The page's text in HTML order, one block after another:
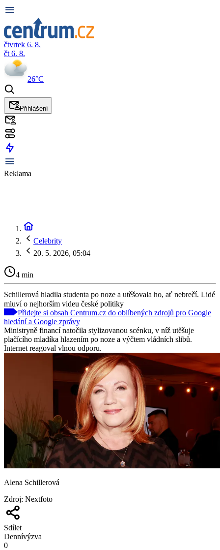
čtvrtek 6. 8.
čt 6. 8.
26°C
Přihlášení
Reklama
Celebrity
20. 5. 2026, 05:04
4 min
Schillerová hladila studenta po noze a utěšovala ho, ať nebrečí. Lidé
mluví o nejhorším videu české politiky
Přidejte si obsah Centrum.cz do oblíbených zdrojů pro Google
hledání a Google zprávy
Ministryně financí natočila stylizovanou scénku, v níž utěšuje
plačícího mladíka hlazením po noze a výčtem vládních slibů.
Internet reagoval vlnou odporu.
Alena Schillerová
Zdroj: Nextfoto
Sdílet
Dennívýzva
0